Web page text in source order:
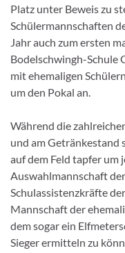
Platz unter Beweis zu
Schülermannschaften
Jahr auch zum ersten
Bodelschwingh-Schule
mit ehemaligen
um den Pokal an.
Während die
und am Getränkestand
auf dem Feld tapfer um
Auswahlmannschaft der
Schulassistenzkräfte
Mannschaft der
dem sogar ein
Siegerermitteln zu